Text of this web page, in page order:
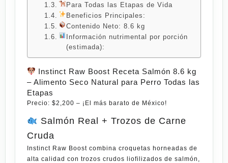
Para Todas las Etapas de Vida
Beneficios Principales:
Contenido Neto: 8.6 kg
Información nutrimental por porción
(estimada):
Instinct Raw Boost Receta Salmón 8.6 kg
– Alimento Seco Natural para Perro Todas las
Etapas
Precio: $2,200 – ¡El más barato de México!
Salmón Real + Trozos de Carne
Cruda
Instinct Raw Boost combina croquetas horneadas de
alta calidad con trozos crudos liofilizados de salmón